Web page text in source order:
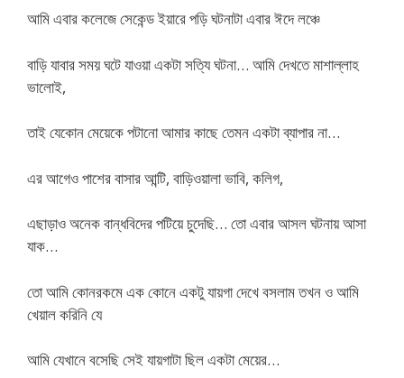
আমি এবার কলেজে সেকেন্ড ইয়ারে পড়ি ঘটনাটা এবার ঈদে লঞ্চে
বাড়ি যাবার সময় ঘটে যাওয়া একটা সত্যি ঘটনা… আমি দেখতে মাশাল্লাহ
ভালোই,
তাই যেকোন মেয়েকে পটানো আমার কাছে তেমন একটা ব্যাপার না…
এর আগেও পাশের বাসার আন্টি, বাড়িওয়ালা ভাবি, কলিগ,
এছাড়াও অনেক বান্ধবিদের পটিয়ে চুদেছি… তো এবার আসল ঘটনায় আসা
যাক…
তো আমি কোনরকমে এক কোনে একটু যায়গা দেখে বসলাম তখন ও আমি
খেয়াল করিনি যে
আমি যেখানে বসেছি সেই যায়গাটা ছিল একটা মেয়ের…